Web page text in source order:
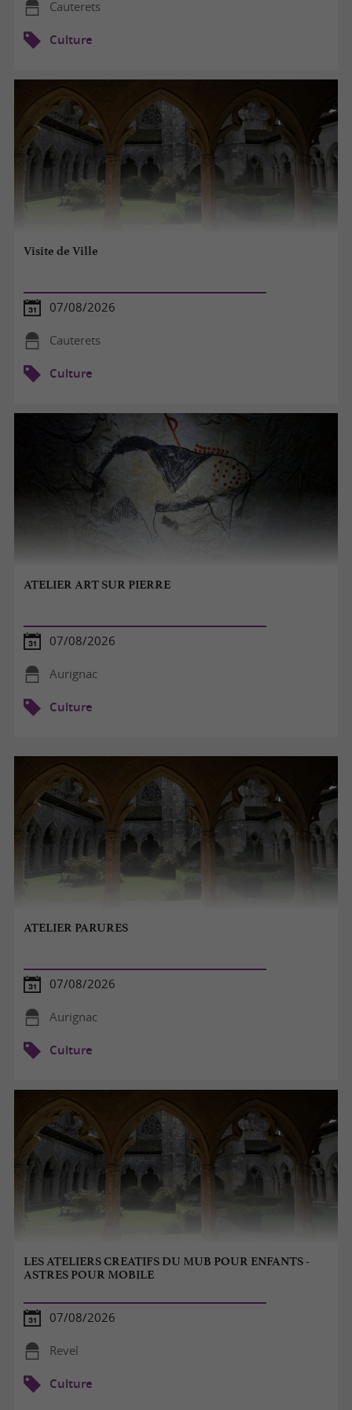
Cauterets
Culture
Visite de Ville
07/08/2026
Cauterets
Culture
ATELIER ART SUR PIERRE
07/08/2026
Aurignac
Culture
ATELIER PARURES
07/08/2026
Aurignac
Culture
LES ATELIERS CREATIFS DU MUB POUR ENFANTS -
ASTRES POUR MOBILE
07/08/2026
Revel
Culture